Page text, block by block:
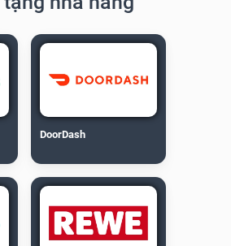
DoorDash